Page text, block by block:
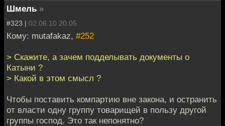
Шмель »
#323 | 02.06.10 20:05
Кому: mutafakaz, #252
> Скажите, а зачем подделывать документы о
Катыни ?
> Какой в этом смысл ?
Чтобы поставить компартию вне закона, и остранить
от власти одну группу товарищей в пользу другой
группы господ. Это так непонятно?